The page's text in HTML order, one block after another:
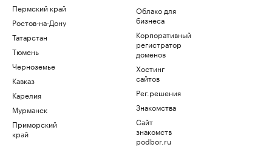
Пермский край
Ростов-на-Дону
Татарстан
Тюмень
Черноземье
Кавказ
Карелия
Мурманск
Приморский
край
Облако для
бизнеса
Корпоративный
регистратор
доменов
Хостинг
сайтов
Рег.решения
Знакомства
Сайт
знакомств
podbor.ru